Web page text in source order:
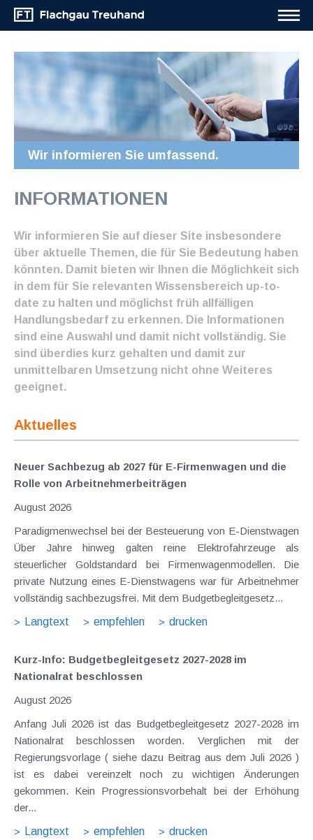
Wir informieren Sie umfassend.
INFORMATIONEN
Wir informieren Sie auf dieser Site insbesondere
über aktuelle Themen, die für Sie Bedeutung haben
könnten. Damit bieten wir Ihnen die Möglichkeit sich
in dem für Sie relevanten Wissensbereich up-to-
date zu halten und möglichst früh allfälligen
Handlungsbedarf zu erkennen. Die Informationen
sind eine Auswahl und damit nicht vollständig. Sie
sind überdies kurz gehalten und damit zur
unmittelbaren Umsetzung nicht ohne Weiteres
geeignet.
Aktuelles
Neuer Sachbezug ab 2027 für E-Firmenwagen und die
Rolle von Arbeitnehmer​­beiträgen
August 2026
Paradigmenwechsel bei der Besteuerung von E-Dienstwagen
Über Jahre hinweg galten reine Elektrofahrzeuge als
steuerlicher Goldstandard bei Firmenwagenmodellen. Die
private Nutzung eines E-Dienstwagens war für Arbeitnehmer
vollständig sachbezugsfrei. Mit dem Budgetbegleitgesetz...
Langtext
empfehlen drucken
Kurz-Info: Budgetbegleitgesetz 2027-2028 im
Nationalrat beschlossen
August 2026
Anfang Juli 2026 ist das Budgetbegleitgesetz 2027-2028 im
Nationalrat beschlossen worden. Verglichen mit der
Regierungsvorlage ( siehe dazu Beitrag aus dem Juli 2026 )
ist es dabei vereinzelt noch zu wichtigen Änderungen
gekommen. Kein Progressionsvorbehalt bei der Erhöhung
der...
Langtext
empfehlen drucken